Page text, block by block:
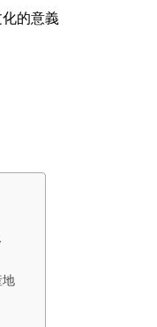
的意義
地